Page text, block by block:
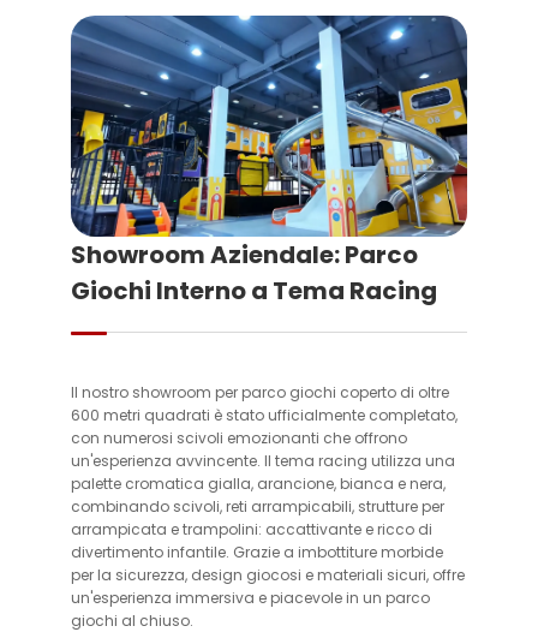
Showroom Aziendale: Parco
Giochi Interno a Tema Racing
Il nostro showroom per parco giochi coperto di oltre
600 metri quadrati è stato ufficialmente completato,
con numerosi scivoli emozionanti che offrono
un'esperienza avvincente. Il tema racing utilizza una
palette cromatica gialla, arancione, bianca e nera,
combinando scivoli, reti arrampicabili, strutture per
arrampicata e trampolini: accattivante e ricco di
divertimento infantile. Grazie a imbottiture morbide
per la sicurezza, design giocosi e materiali sicuri, offre
un'esperienza immersiva e piacevole in un parco
giochi al chiuso.